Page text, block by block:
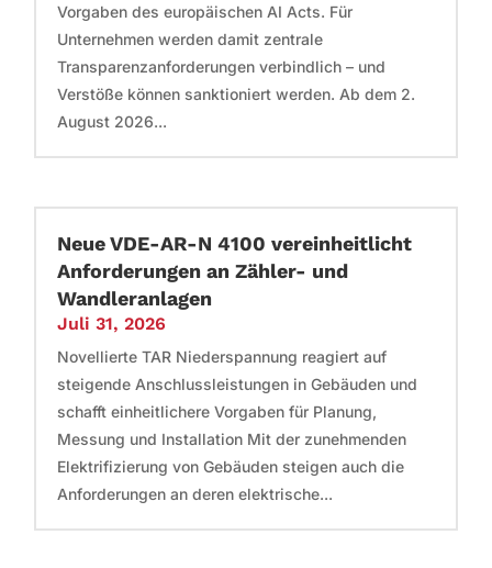
Vorgaben des europäischen AI Acts. Für
Unternehmen werden damit zentrale
Transparenzanforderungen verbindlich – und
Verstöße können sanktioniert werden. Ab dem 2.
August 2026...
Neue VDE-AR-N 4100 vereinheitlicht
Anforderungen an Zähler- und
Wandleranlagen
Juli 31, 2026
Novellierte TAR Niederspannung reagiert auf
steigende Anschlussleistungen in Gebäuden und
schafft einheitlichere Vorgaben für Planung,
Messung und Installation Mit der zunehmenden
Elektrifizierung von Gebäuden steigen auch die
Anforderungen an deren elektrische...